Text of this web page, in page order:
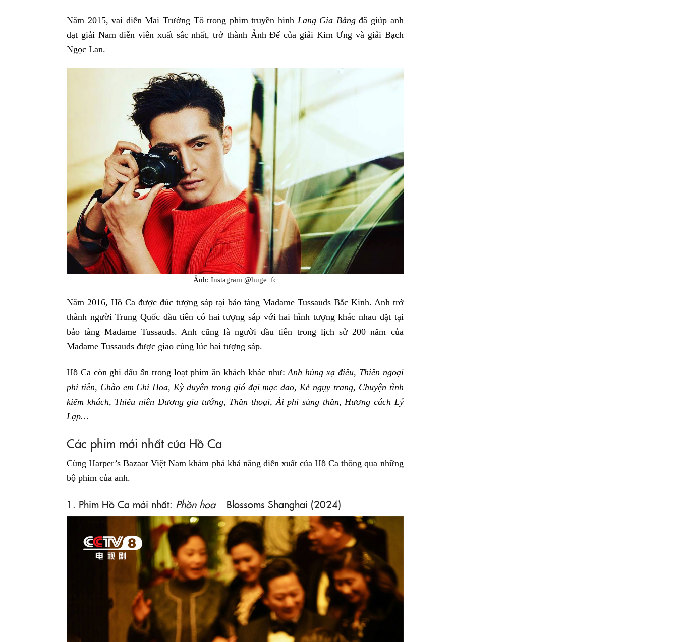
Năm 2015, vai diễn Mai Trường Tô trong phim truyền hình Lang Gia Bảngđã giúp anh
đạt giải Nam diễn viên xuất sắc nhất, trở thành Ảnh Đế của giải Kim Ưng và giải Bạch
Ngọc Lan.
Ảnh: Instagram @huge_fc
Năm 2016, Hồ Ca được đúc tượng sáp tại bảo tàng Madame Tussauds Bắc Kinh. Anh trở
thành người Trung Quốc đầu tiên có hai tượng sáp với hai hình tượng khác nhau đặt tại
bảo tàng Madame Tussauds. Anh cũng là người đầu tiên trong lịch sử 200 năm của
Madame Tussauds được giao cùng lúc hai tượng sáp.
Hồ Ca còn ghi dấu ấn trong loạt phim ăn khách khác như:Anh hùng xạ điêu, Thiên ngoại
phi tiên, Chào em Chi Hoa, Kỳ duyên trong gió đại mạc dao, Kẻ ngụy trang, Chuyện tình
kiếm khách, Thiếu niên Dương gia tướng, Thần thoại, Ái phi sủng thần, Hương cách Lý
Lạp…​
Các phim mới nhất của Hồ Ca
Cùng Harper’s Bazaar Việt Nam khám phá khả năng diễn xuất của Hồ Ca thông qua những
bộ phim của anh.
1. Phim Hồ Ca mới nhất: Phồn hoa– Blossoms Shanghai (2024)